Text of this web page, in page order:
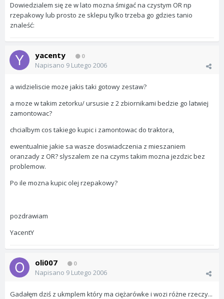
Dowiedzialem się ze w lato mozna śmigać na czystym OR np
rzepakowy lub prosto ze sklepu tylko trzeba go gdzies tanio
znaleść:
yacenty 0
Napisano 9 Lutego 2006
a widzieliscie moze jakis taki gotowy zestaw?
a moze w takim zetorku/ ursusie z 2 zbiornikami bedzie go latwiej
zamontowac?
chcialbym cos takiego kupic i zamontowac do traktora,
ewentualnie jakie sa wasze doswiadczenia z mieszaniem
oranzady z OR? slyszalem ze na czyms takim mozna jezdzic bez
problemow.
Po ile mozna kupic olej rzepakowy?
pozdrawiam
YacentY
oli007 0
Napisano 9 Lutego 2006
Gadałęm dziś z ukmplem który ma ciężarówke i wozi różne rzeczy...